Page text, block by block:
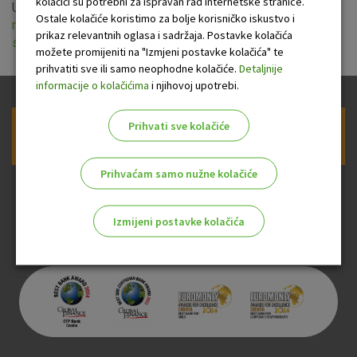
Uprava OTP Banke je usvojila izmjene i dopuneOdluke o
naknadama u dijelu naknada po poslovima sa suvlasnicima
stambenih zgradakoje stupaju na snagu 01. prosinca 2018.
Prijava na newsletter OTP banke
Ostale kolačiće koristimo za bolje korisničko iskustvo i
prikaz relevantnih oglasa i sadržaja. Postavke kolačića
možete promijeniti na "Izmjeni postavke kolačića" te
prihvatiti sve ili samo neophodne kolačiće. Detaljnije
informacije o kolačićima i njihovoj upotrebi.
Prihvati sve kolačiće
Prihvaćam samo nužne kolačiće
Izmijeni postavke kolačića